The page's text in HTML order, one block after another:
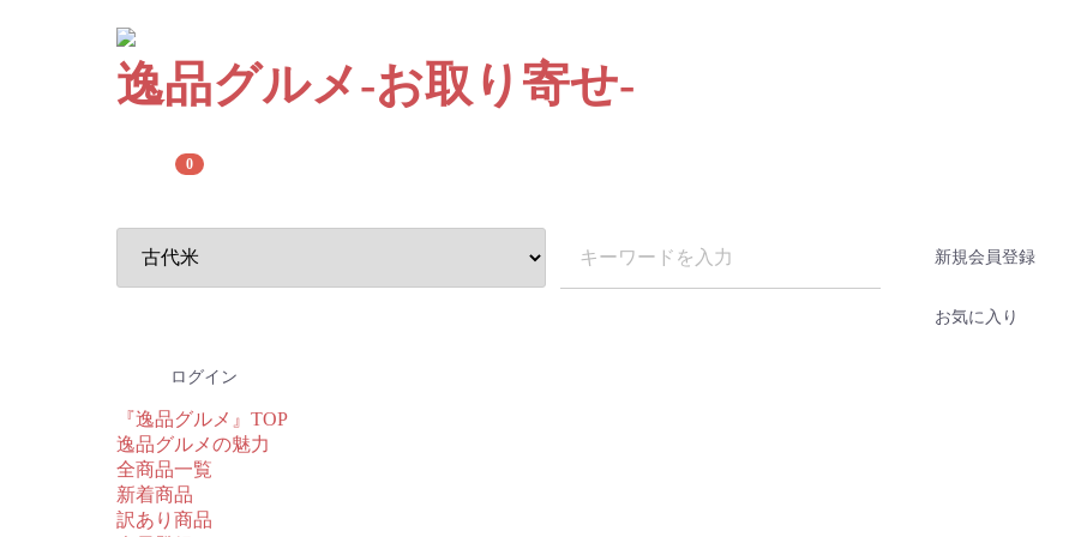
逸品グルメ-お取り寄せ-
0
新規会員登録
お気に入り
ログイン
『逸品グルメ』TOP
逸品グルメの魅力
全商品一覧
新着商品
訳あり商品